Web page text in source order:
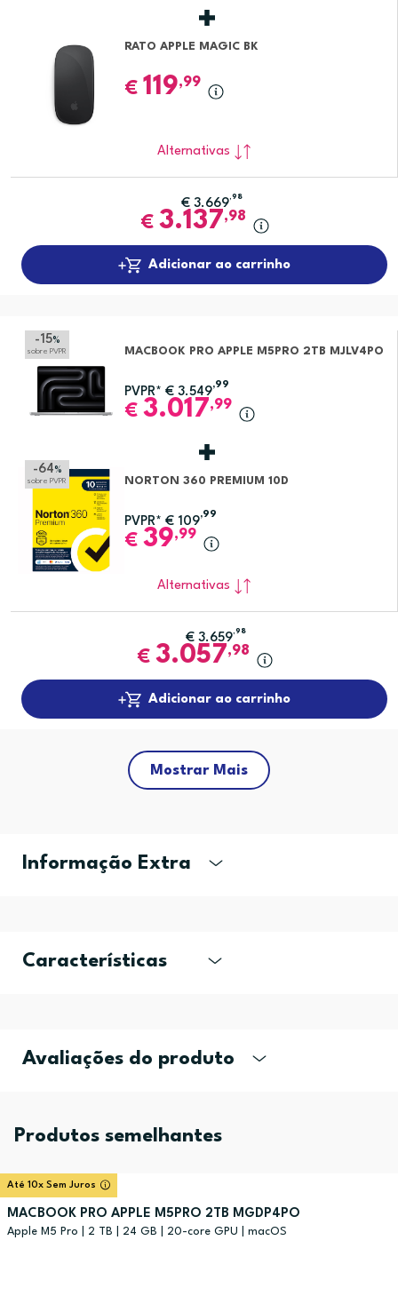
RATO APPLE MAGIC BK
€ 119,99
Alternativas
€ 3.669,98
€ 3.137,98
Adicionar ao carrinho
-15%
sobre PVPR MACBOOK PRO APPLE M5PRO 2TB MJLV4PO
PVPR* € 3.549
,99
€ 3.017,99
-64 %
sobre PVPR NORTON 360 PREMIUM 10D
PVPR* € 109
,99
€ 39,99
Alternativas
€ 3.659,98
€ 3.057,98
Adicionar ao carrinho
Mostrar Mais
Informação Extra
Características
Avaliações do produto
Produtos semelhantes
Até 10x Sem Juros
MACBOOK PRO APPLE M5PRO 2TB MGDP4PO
Apple M5 Pro | 2 TB | 24 GB | 20-core GPU | macOS